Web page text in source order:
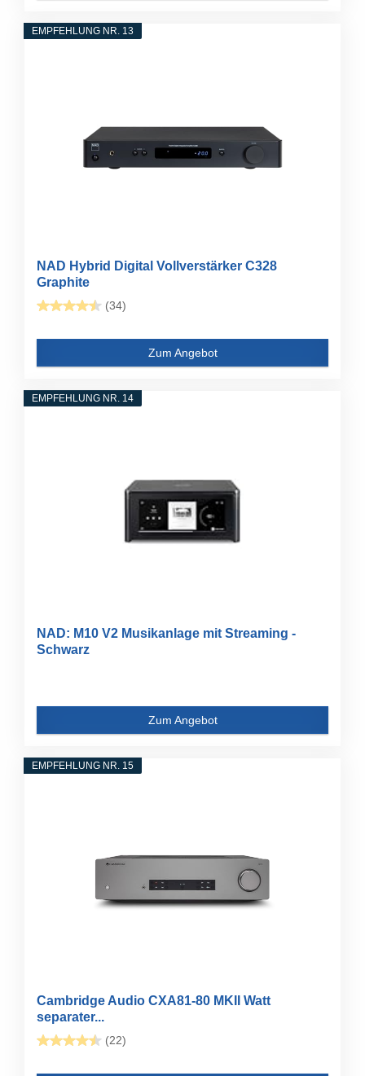
EMPFEHLUNG NR. 13
NAD Hybrid Digital Vollverstärker C328
Graphite
(34)
Zum Angebot
EMPFEHLUNG NR. 14
NAD: M10 V2 Musikanlage mit Streaming -
Schwarz
Zum Angebot
EMPFEHLUNG NR. 15
Cambridge Audio CXA81-80 MKII Watt
separater...
(22)